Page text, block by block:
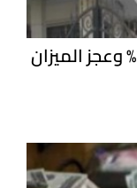
الإحصاء: صادرات مصر ترتفع 3.58% وعجز الميزان